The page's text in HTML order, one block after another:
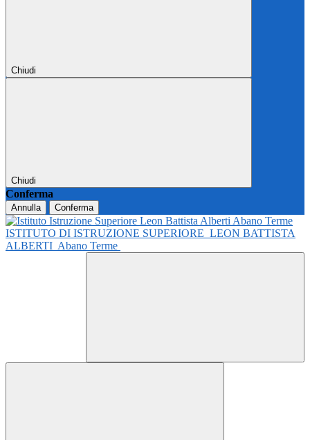
Chiudi
Chiudi
Conferma
Annulla Conferma
ISTITUTO DI ISTRUZIONE SUPERIORE LEON BATTISTA
ALBERTI Abano Terme